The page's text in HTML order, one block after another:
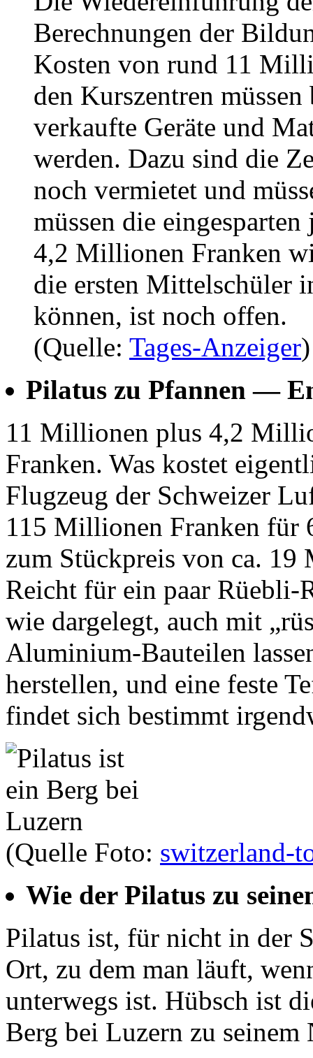
Berechnungen der
Kosten von rund 11
den Kurszentren
verkaufte Geräte und
werden. Dazu sind die
noch vermietet und
müssen die
4,2 Millionen Franken
die ersten Mittelschüler
können, ist noch offen.
(Quelle: Tages-Anzeiger)
Pilatus zu Pfannen —
11 Millionen plus 4,2
Franken. Was kostet
Flugzeug der Schweizer
115 Millionen Franken für
zum Stückpreis von ca.
Reicht für ein paar Rüebli-
wie dargelegt, auch mit
Aluminium-Bauteilen
herstellen, und eine feste
findet sich bestimmt
(Quelle Foto: switzerland-
Wie der Pilatus zu
Pilatus ist, für nicht in der
Ort, zu dem man läuft,
unterwegs ist. Hübsch ist
Berg bei Luzern zu seinem